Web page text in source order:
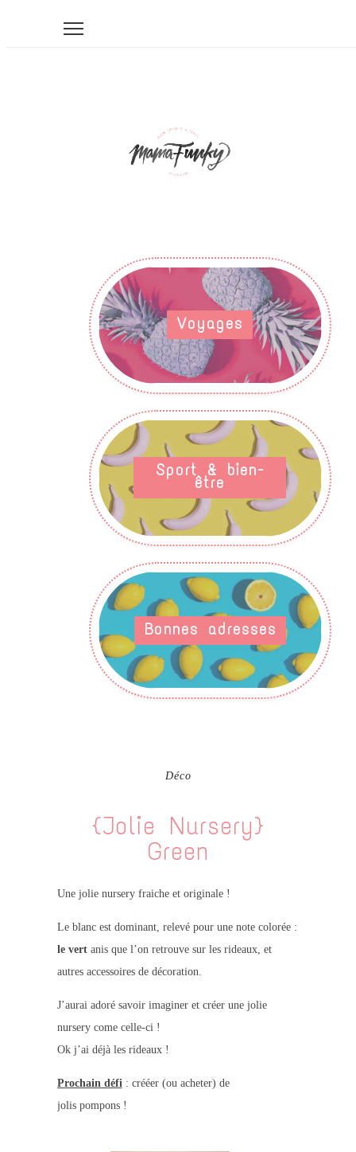
Voyages
Sport & bien-
être
Bonnes adresses
Déco
{Jolie Nursery}
Green
Une jolie nursery fraiche et originale !
Le blanc est dominant, relevé pour une note colorée :
le vertanis que l’on retrouve sur les rideaux, et
autres accessoires de décoration.
J’aurai adoré savoir imaginer et créer une jolie
nursery come celle-ci !
Ok j’ai déjà les rideaux !
Prochain défi : crééer (ou acheter) de
jolis pompons !